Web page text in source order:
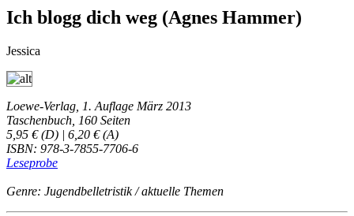
Ich blogg dich weg (Agnes Hammer)
Jessica
Loewe-Verlag, 1. Auflage März 2013
Taschenbuch, 160 Seiten
5,95 € (D) | 6,20 € (A)
ISBN: 978-3-7855-7706-6
Leseprobe
Genre: Jugendbelletristik / aktuelle Themen